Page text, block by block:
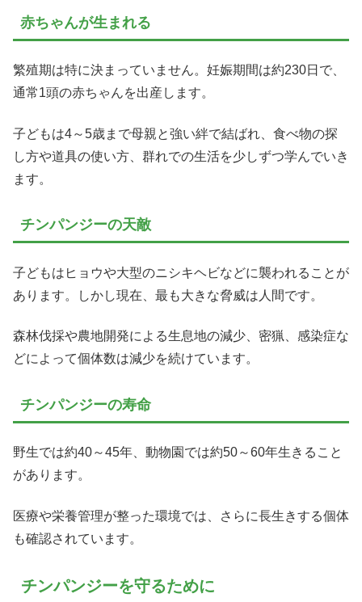
赤ちゃんが生まれる
繁殖期は特に決まっていません。妊娠期間は約230日で、
通常1頭の赤ちゃんを出産します。
子どもは4～5歳まで母親と強い絆で結ばれ、食べ物の探
し方や道具の使い方、群れでの生活を少しずつ学んでいき
ます。
チンパンジーの天敵
子どもはヒョウや大型のニシキヘビなどに襲われることが
あります。しかし現在、最も大きな脅威は人間です。
森林伐採や農地開発による生息地の減少、密猟、感染症な
どによって個体数は減少を続けています。
チンパンジーの寿命
野生では約40～45年、動物園では約50～60年生きること
があります。
医療や栄養管理が整った環境では、さらに長生きする個体
も確認されています。
チンパンジーを守るために